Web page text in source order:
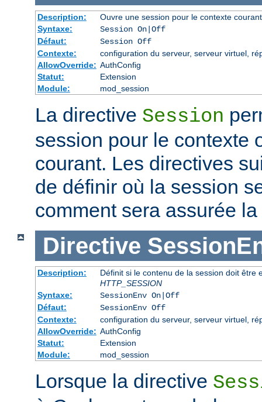
Description:
Ouvre une session pour le contexte courant
Syntaxe:
Session On|Off
Défaut:
Session Off
Contexte:
configuration du serveur, serveur virtuel,
AllowOverride: AuthConfig
Statut:
Extension
Module:
mod_session
La directive Session
session pour le contexte
courant. Les directives
de définir où la session
comment sera assurée
Directive
Description:
Définit si le contenu de la session doit
HTTP_SESSION
Syntaxe:
SessionEnv On|Off
Défaut:
SessionEnv Off
Contexte:
configuration du serveur, serveur virtuel,
AllowOverride: AuthConfig
Statut:
Extension
Module:
mod_session
Lorsque la directive